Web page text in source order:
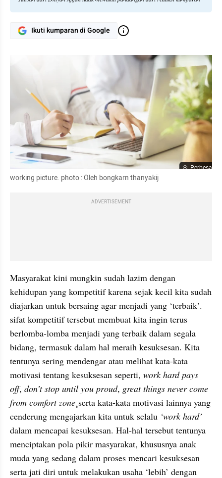
Ikuti kumparan di Google
Perbesar
working picture. photo : Oleh bongkarn thanyakij
ADVERTISEMENT
Masyarakat kini mungkin sudah lazim dengan
kehidupan yang kompetitif karena sejak kecil kita sudah
diajarkan untuk bersaing agar menjadi yang ‘terbaik’.
sifat kompetitif tersebut membuat kita ingin terus
berlomba-lomba menjadi yang terbaik dalam segala
bidang, termasuk dalam hal meraih kesuksesan. Kita
tentunya sering mendengar atau melihat kata-kata
motivasi tentang kesuksesan seperti, work hard pays
off, don’t stop until you proud, great things never come
from comfort zone ¸serta kata-kata motivasi lainnya yang
cenderung mengajarkan kita untuk selalu ‘work hard’
dalam mencapai kesuksesan. Hal-hal tersebut tentunya
menciptakan pola pikir masyarakat, khususnya anak
muda yang sedang dalam proses mencari kesuksesan
serta jati diri untuk melakukan usaha ‘lebih’ dengan